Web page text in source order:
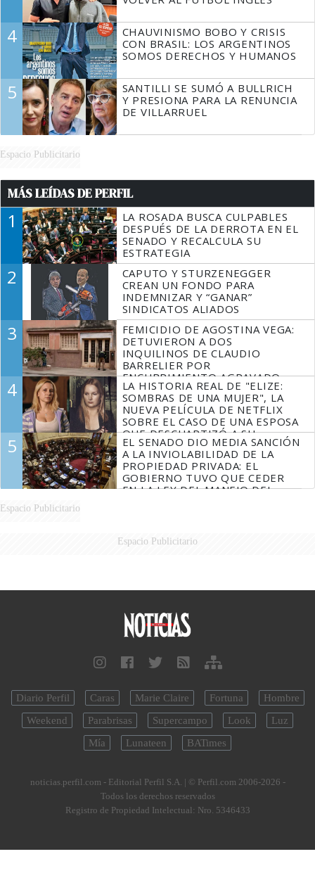
4
CHAUVINISMO BOBO Y CRISIS
CON BRASIL: LOS ARGENTINOS
SOMOS DERECHOS Y HUMANOS
5
SANTILLI SE SUMÓ A BULLRICH
Y PRESIONA PARA LA RENUNCIA
DE VILLARRUEL
Espacio Publicitario
MÁS LEÍDAS DE PERFIL
1
LA ROSADA BUSCA CULPABLES
DESPUÉS DE LA DERROTA EN EL
SENADO Y RECALCULA SU
ESTRATEGIA
2
CAPUTO Y STURZENEGGER
CREAN UN FONDO PARA
INDEMNIZAR Y “GANAR”
SINDICATOS ALIADOS
3
FEMICIDIO DE AGOSTINA VEGA:
DETUVIERON A DOS
INQUILINOS DE CLAUDIO
BARRELIER POR
ENCUBRIMIENTO AGRAVADO
4
LA HISTORIA REAL DE "ELIZE:
SOMBRAS DE UNA MUJER", LA
NUEVA PELÍCULA DE NETFLIX
SOBRE EL CASO DE UNA ESPOSA
QUE DESCUARTIZÓ A SU
MARIDO
5
EL SENADO DIO MEDIA SANCIÓN
A LA INVIOLABILIDAD DE LA
PROPIEDAD PRIVADA: EL
GOBIERNO TUVO QUE CEDER
EN LA LEY DEL MANEJO DEL
Espacio Publicitario
Espacio Publicitario
Diario Perfil Caras Marie Claire Fortuna
Hombre
Weekend
Parabrisas Supercampo Look
Luz
Mía
Lunateen BATimes
noticias.perfil.com - Editorial Perfil S.A. | © Perfil.com 2006-2026 -
Todos los derechos reservados
Registro de Propiedad Intelectual: Nro. 5346433